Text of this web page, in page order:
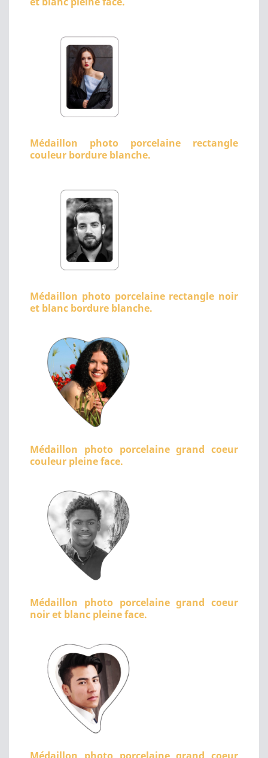
Médaillon photo porcelaine rectangle
couleur bordure blanche.
Médaillon photo porcelaine rectangle noir
et blanc bordure blanche.
Médaillon photo porcelaine grand coeur
couleur pleine face.
Médaillon photo porcelaine grand coeur
noir et blanc pleine face.
Médaillon photo porcelaine grand coeur